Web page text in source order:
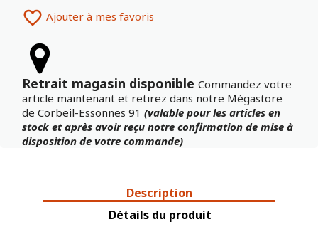
 Ajouter à mes favoris
Retrait magasin disponible Commandez votre
article maintenant et retirez dans notre Mégastore
de Corbeil-Essonnes 91 (valable pour les articles en
stock et après avoir reçu notre confirmation de mise à
disposition de votre commande)
Description
Détails du produit